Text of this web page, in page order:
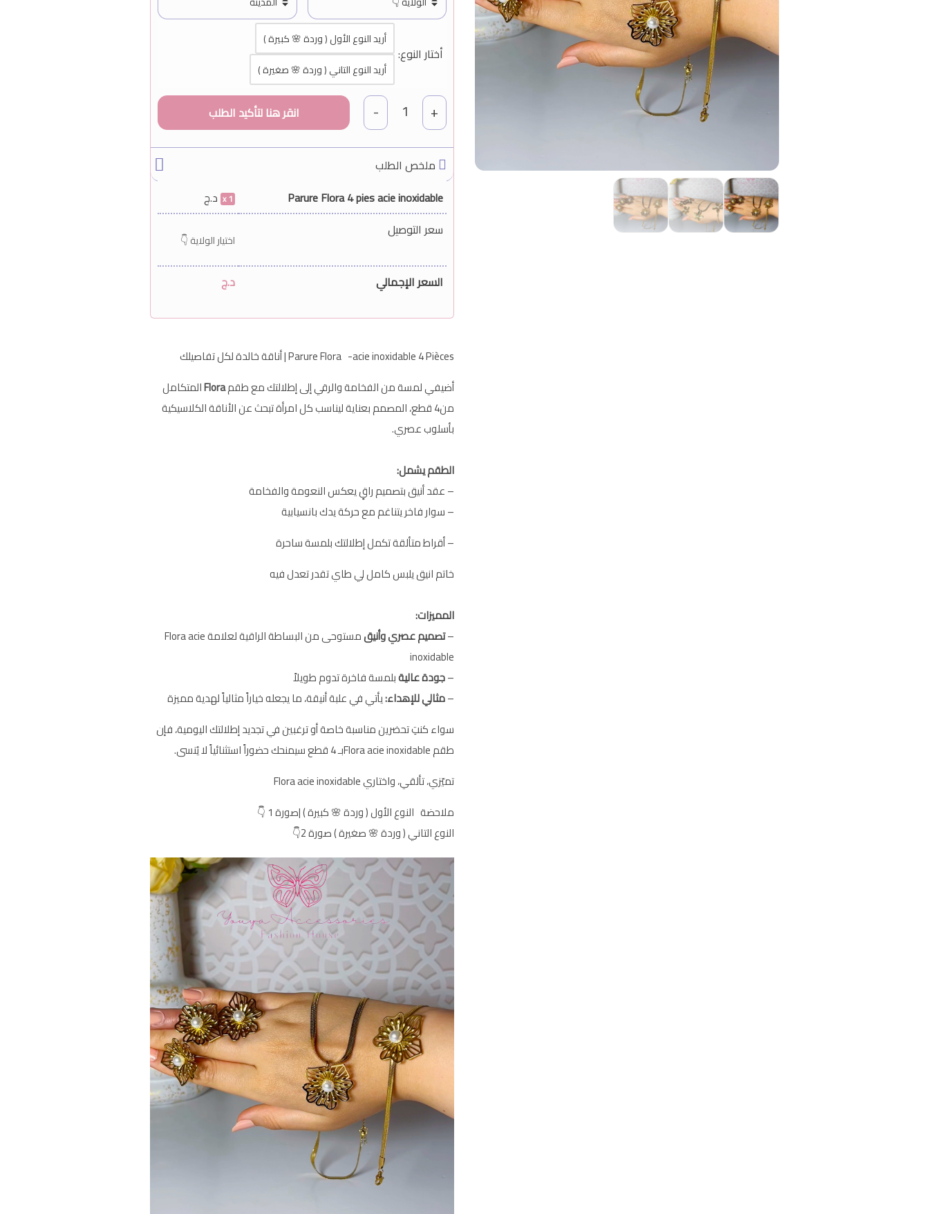
أختار النوع:
أريد النوع الأول ( وردة 🌸 كبيرة )
أريد النوع التاني ( وردة 🌸 صغيرة )
+
1
-
ملخص الطلب
Parure Flora 4 pies acie inoxidable
1
د.ج
سعر التوصيل
اختيار الولاية 👇
السعر الإجمالي د.ج
Parure Flora -acie inoxidable 4 Pièces | أناقة خالدة لكل تفاصيلك
أضيفي لمسة من الفخامة والرقي إلى إطلالتك مع طقمFlora
المتكامل
من4 قطع، المصمم بعناية ليناسب كل امرأة تبحث عن الأناقة الكلاسيكية
بأسلوب عصري.
الطقم يشمل:
– عقد أنيق بتصميم راقٍ يعكس النعومة والفخامة
– سوار فاخر يتناغم مع حركة يدك بانسيابية
– أقراط متألقة تكمل إطلالتك بلمسة ساحرة
خاتم انيق يلبس كامل لي طاي تقدر تعدل فيه
المميزات:
–تصميم عصري وأنيق
مستوحى من البساطة الراقية لعلامة Flora acie
inoxidable
–جودة عاليةبلمسة فاخرة تدوم طويلاً
–مثالي للإهداء:يأتي في علبة أنيقة، ما يجعله خياراً مثالياً لهدية مميزة
سواء كنتِ تحضرين مناسبة خاصة أو ترغبين في تجديد إطلالتك اليومية، فإن
طقم Flora acie inoxidableبـ 4 قطع سيمنحك حضوراً استثنائياً لا يُنسى.
تميّزي، تألقي، واختاري Flora acie inoxidable
ملاحضة النوع الأول ( وردة 🌸 كبيرة ) |صورة 1 👇
النوع التاني ( وردة 🌸 صغيرة ) صورة 2👇